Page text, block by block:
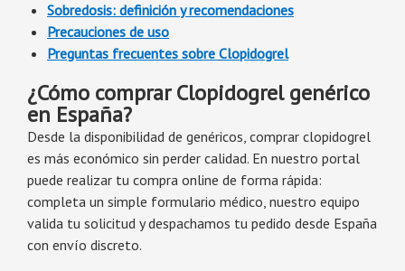
Sobredosis: definición y recomendaciones
Precauciones de uso
Preguntas frecuentes sobre Clopidogrel
¿Cómo comprar Clopidogrel genérico
en España?
Desde la disponibilidad de genéricos, comprar clopidogrel
es más económico sin perder calidad. En nuestro portal
puede realizar tu compra online de forma rápida:
completa un simple formulario médico, nuestro equipo
valida tu solicitud y despachamos tu pedido desde España
con envío discreto.